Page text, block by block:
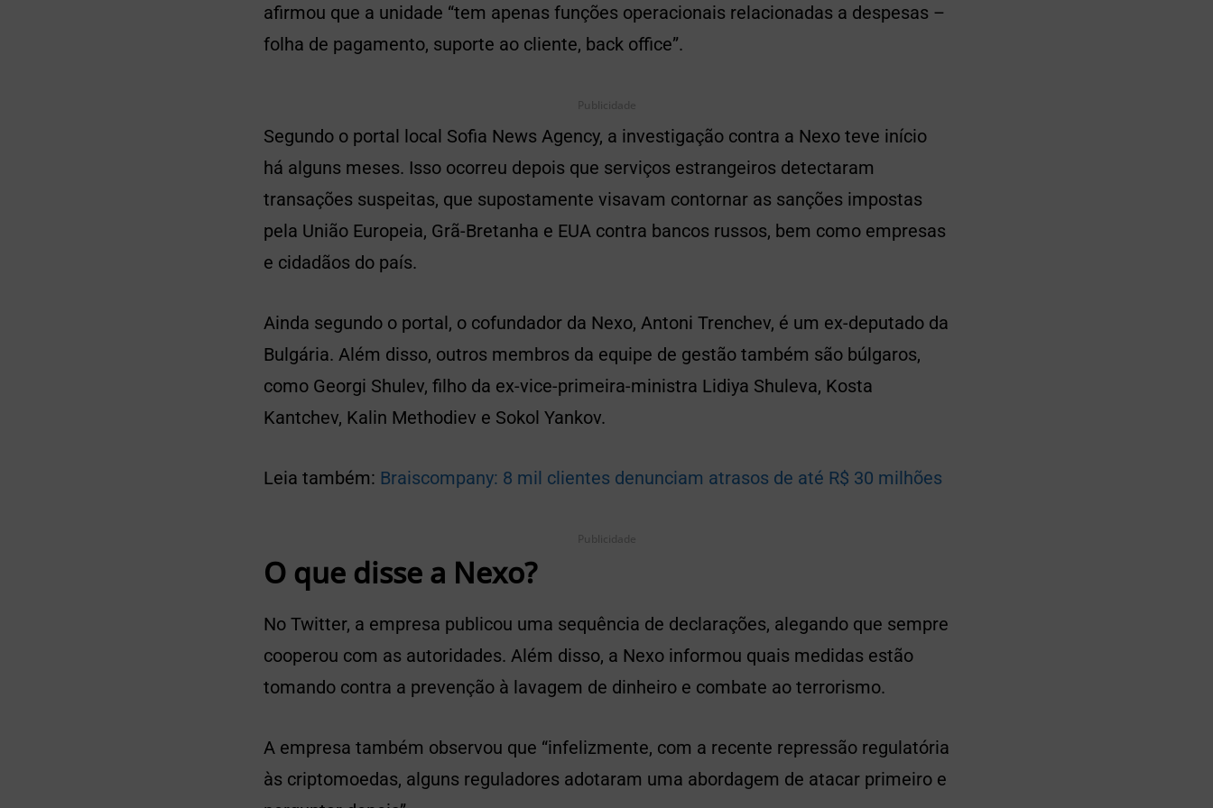
afirmou que a unidade “tem apenas funções operacionais relacionadas a despesas –
folha de pagamento, suporte ao cliente, back office”.
Publicidade
Segundo o portal local Sofia News Agency, a investigação contra a Nexo teve início
há alguns meses. Isso ocorreu depois que serviços estrangeiros detectaram
transações suspeitas, que supostamente visavam contornar as sanções impostas
pela União Europeia, Grã-Bretanha e EUA contra bancos russos, bem como empresas
e cidadãos do país.
Ainda segundo o portal, o cofundador da Nexo, Antoni Trenchev, é um ex-deputado da
Bulgária. Além disso, outros membros da equipe de gestão também são búlgaros,
como Georgi Shulev, filho da ex-vice-primeira-ministra Lidiya Shuleva, Kosta
Kantchev, Kalin Methodiev e Sokol Yankov.
Leia também: Braiscompany: 8 mil clientes denunciam atrasos de até R$ 30 milhões
Publicidade
O que disse a Nexo?
No Twitter, a empresa publicou uma sequência de declarações, alegando que sempre
cooperou com as autoridades. Além disso, a Nexo informou quais medidas estão
tomando contra a prevenção à lavagem de dinheiro e combate ao terrorismo.
A empresa também observou que “infelizmente, com a recente repressão regulatória
às criptomoedas, alguns reguladores adotaram uma abordagem de atacar primeiro e